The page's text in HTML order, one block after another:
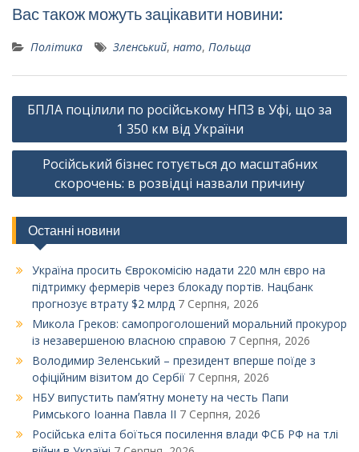
Вас також можуть зацікавити новини:
Політика Зленський, нато, Польща
Навігація
БПЛА поцілили по російському НПЗ в Уфі, що за
1 350 км від України
Російський бізнес готується до масштабних
скорочень: в розвідці назвали причину
Останні новини
Україна просить Єврокомісію надати 220 млн євро на
підтримку фермерів через блокаду портів. Нацбанк
прогнозує втрату $2 млрд 7 Серпня, 2026
Микола Греков: самопроголошений моральний прокурор
із незавершеною власною справою 7 Серпня, 2026
Володимир Зеленський – президент вперше поїде з
офіційним візитом до Сербії 7 Серпня, 2026
НБУ випустить памʼятну монету на честь Папи
Римського Іоанна Павла ІІ 7 Серпня, 2026
Російська еліта боїться посилення влади ФСБ РФ на тлі